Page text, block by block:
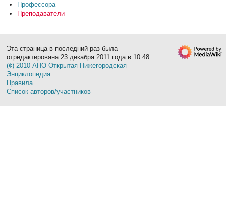
Профессора
Преподаватели
Эта страница в последний раз была
отредактирована 23 декабря 2011 года в 10:48.
(¢) 2010 АНО Открытая Нижегородская
Энциклопедия
Правила
Список авторов/участников